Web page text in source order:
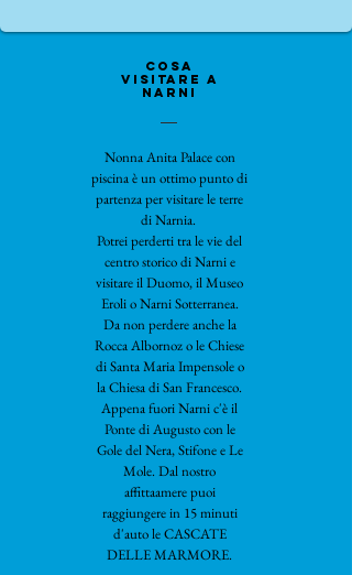
cosa
visitare a
narni
Nonna Anita Palace con
piscina è un ottimo punto di
partenza per visitare le terre
di Narnia.
Potrei perderti tra le vie del
centro storico di Narni e
visitare il Duomo, il Museo
Eroli o Narni Sotterranea.
Da non perdere anche la
Rocca Albornoz o le Chiese
di Santa Maria Impensole o
la Chiesa di San Francesco.
Appena fuori Narni c'è il
Ponte di Augusto con le
Gole del Nera, Stifone e Le
Mole. Dal nostro
affittaamere puoi
raggiungere in 15 minuti
d'auto le CASCATE
DELLE MARMORE.